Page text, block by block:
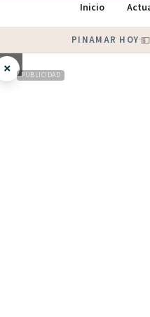
Inicio
PINAMAR HOY·
× PUBLICIDAD